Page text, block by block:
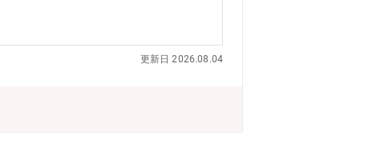
最新のコミュニケーションツールの導
対策の強化などの取り組みを通じて、組
る文化の醸成、ワークライフバランスの
更新日 2026.08.04